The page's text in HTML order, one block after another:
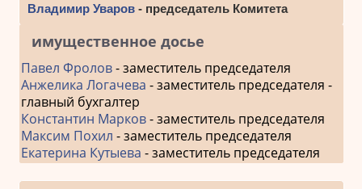
Владимир Уваров- председатель Комитета
имущественное досье
Павел Фролов- заместитель председателя
Анжелика Логачева - заместитель председателя -
главный бухгалтер
Константин Марков- заместитель председателя
Максим Похил - заместитель председателя
Екатерина Кутыева - заместитель председателя